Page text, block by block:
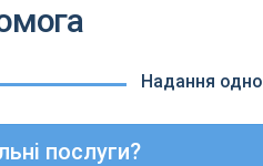
Надання
послуги?